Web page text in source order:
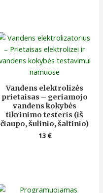
Vandens elektrolizės
prietaisas – geriamojo
vandens kokybės
tikrinimo testeris (iš
čiaupo, šulinio, šaltinio)
13€